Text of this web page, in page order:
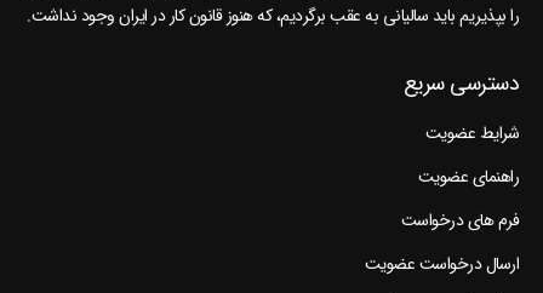
را بپذیریم باید سالیانی به عقب برگردیم، که هنوز قانون کار در ایران وجود نداشت.
دسترسی سریع
شرایط عضویت
راهنمای عضویت
فرم های درخواست
ارسال درخواست عضویت